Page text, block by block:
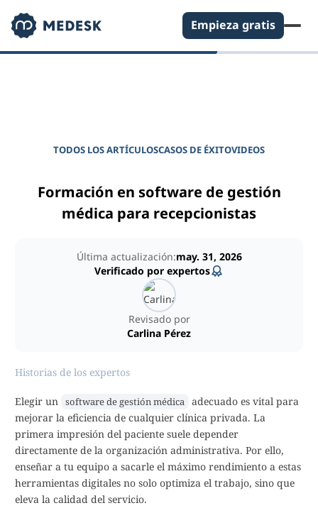
Empieza gratis
TODOS LOS ARTÍCULOSCASOS DE ÉXITOVIDEOS
Formación en software de gestión
médica para recepcionistas
Revisado por
Carlina Pérez
Última actualización:may. 31, 2026
Verificado por expertos
Historias de los expertos
Elegir un software de gestión médica adecuado es vital para
mejorar la eficiencia de cualquier clínica privada. La
primera impresión del paciente suele depender
directamente de la organización administrativa. Por ello,
enseñar a tu equipo a sacarle el máximo rendimiento a estas
herramientas digitales no solo optimiza el trabajo, sino que
eleva la calidad del servicio.